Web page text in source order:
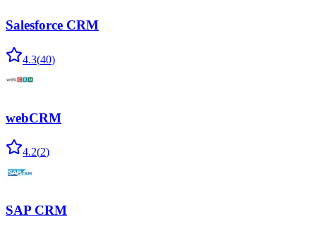
Salesforce CRM
4.3(40)
webCRM
4.2(2)
SAP CRM